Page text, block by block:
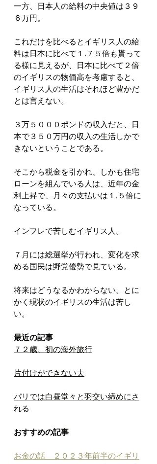
一方、日本人の給料の中央値は３９
６万円。
これだけを比べるとイギリス人の給
料は日本に比べて１.７５倍も貰って
る様に見えるが、日本に比べて２倍
のイギリスの物価高を考慮すると、
イギリス人の生活はそれほど豊かだ
とは言えない。
３万５０００ポンドの収入だと、日
本で３５０万円の収入の生活しかで
きないということである。
そこから税金を引かれ、しかも住宅
ローンを組んでいる人は、近年の金
利上昇で、月々の支払いは１.５倍に
なっている。
インフレで苦しむイギリス人。
７月には総選挙が行われ、変化を求
める国民は野党優勢で見ている。
将来はどうなるかわからない。とに
かく現状のイギリスの生活は苦し
い。
最近の記事
７２歳、初の海外旅行
片付けができない夫
パリでは白昼堂々と羽交い締めにさ
れる
おすすめの記事
お金の話　２０２３年前半のイギリ